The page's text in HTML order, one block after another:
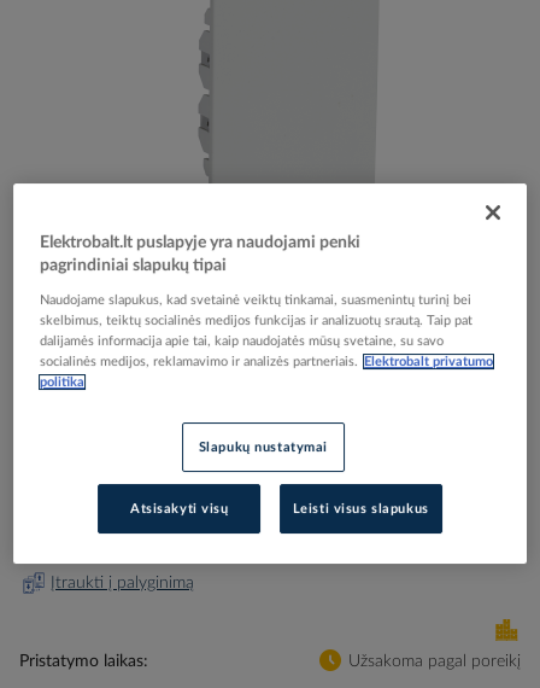
the
beginning
Galas 72x123 TTI-ES123 - SCHNEIDER ELECTRIC
Gamintojo prekės kodas
Įtraukti į palyginimą
Pristatymo laikas Užsakoma pagal poreikį
Elektrobalt.lt puslapyje yra naudojami penki
pagrindiniai slapukų tipai
Naudojame slapukus, kad svetainė veiktų tinkamai, suasmenintų turinį bei
skelbimus, teiktų socialinės medijos funkcijas ir analizuotų srautą. Taip pat
dalijamės informacija apie tai, kaip naudojatės mūsų svetaine, su savo
socialinės medijos, reklamavimo ir analizės partneriais.
Elektrobalt privatumo
politika
Slapukų nustatymai
Atsisakyti visų Leisti visus slapukus